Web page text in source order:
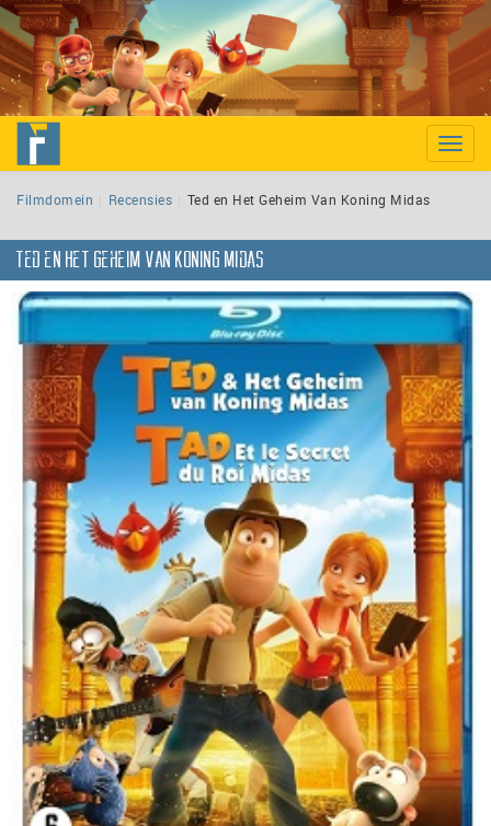
Toggle
Filmdomein Recensies Ted en Het Geheim Van Koning Midas
Ted en Het Geheim Van Koning Midas